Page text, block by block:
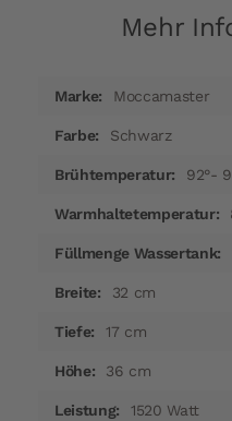
Mehr
InformationenMoccamaster
Schwarz
92°-
32 cm
17 cm
36 cm
1520 Watt